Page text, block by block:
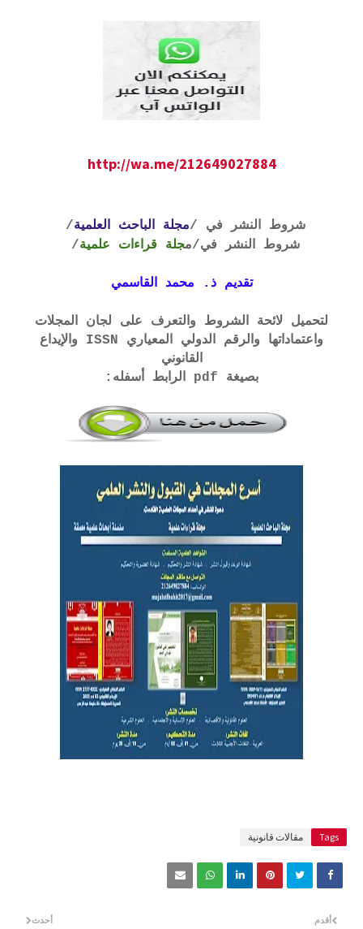
http://wa.me/212649027884
شروط النشر في /مجلة الباحث العلمية/
شروط النشر في/مجلة قراءات علمية/
تقديم ذ. محمد القاسمي
لتحميل لائحة الشروط والتعرف على لجان المجلات
واعتماداتها والرقم الدولي المعياري ISSN والإيداع
القانوني
بصيغة pdf الرابط أسفله:
Tags مقالات قانونية
أحدث أقدم